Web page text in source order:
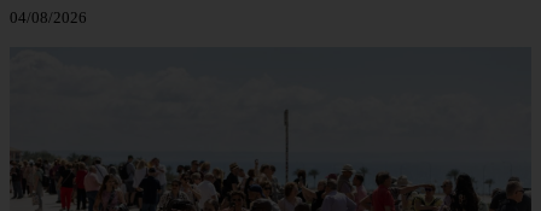
04/08/2026